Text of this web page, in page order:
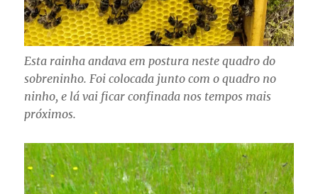
Esta rainha andava em postura neste quadro do
sobreninho. Foi colocada junto com o quadro no
ninho, e lá vai ficar confinada nos tempos mais
próximos.